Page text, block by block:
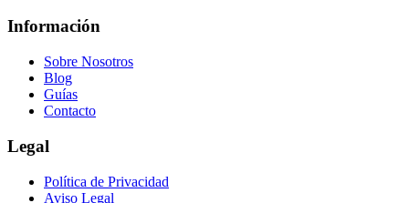
Información
Sobre Nosotros
Blog
Guías
Contacto
Legal
Política de Privacidad
Aviso Legal